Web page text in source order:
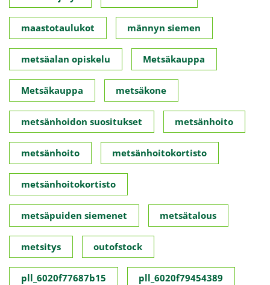
maastotaulukot männyn siemen
metsäalan opiskelu Metsäkauppa
Metsäkauppa metsäkone
metsänhoidon suositukset metsänhoito
metsänhoito metsänhoitokortisto
metsänhoitokortisto
metsäpuiden siemenet metsätalous
metsitys outofstock
pll_6020f77687b15 pll_6020f79454389